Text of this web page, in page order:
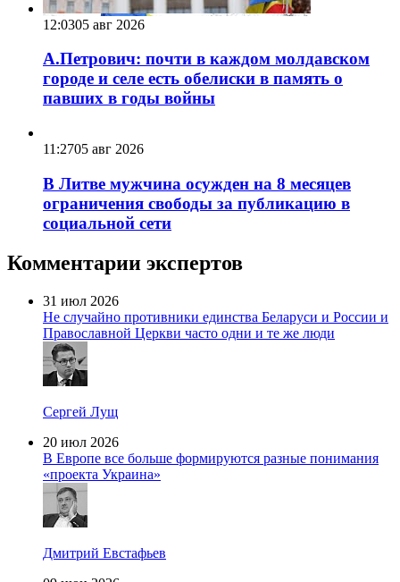
12:0305 авг 2026
А.Петрович: почти в каждом молдавском
городе и селе есть обелиски в память о
павших в годы войны
11:2705 авг 2026
В Литве мужчина осужден на 8 месяцев
ограничения свободы за публикацию в
социальной сети
Комментарии экспертов
31 июл 2026
Не случайно противники единства Беларуси и России и
Православной Церкви часто одни и те же люди
Сергей Лущ
20 июл 2026
В Европе все больше формируются разные понимания
«проекта Украина»
Дмитрий Евстафьев